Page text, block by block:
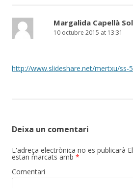
Margalida Capellà
10 octubre 2015 at 13:31
http://www.slideshare.net/mertxu/ss-
Deixa un comentari
L'adreça electrònica no es publicarà
estan marcats amb *
Comentari